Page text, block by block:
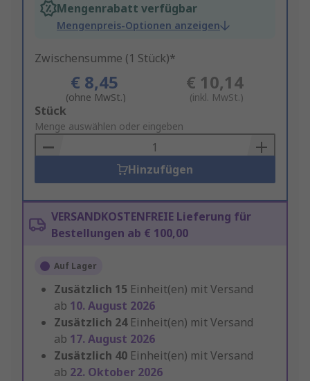
Mengenrabatt verfügbar
Mengenpreis-Optionen anzeigen
Zwischensumme (1 Stück)*
€ 8,45
(ohne MwSt.)
€ 10,14
(inkl. MwSt.)
Add
to
Basket
Stück
Menge auswählen oder eingeben
Hinzufügen
VERSANDKOSTENFREIE Lieferung für
Bestellungen ab € 100,00
Auf Lager
Zusätzlich 15 Einheit(en) mit Versand
ab 10. August 2026
Zusätzlich 24 Einheit(en) mit Versand
ab 17. August 2026
Zusätzlich 40 Einheit(en) mit Versand
ab 22. Oktober 2026